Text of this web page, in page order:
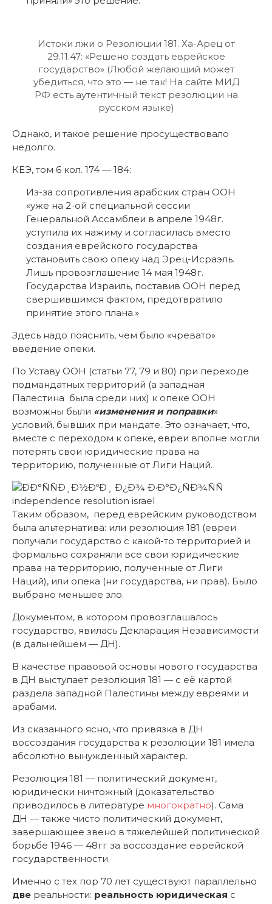
Истоки лжи о Резолюции 181. Ха-Арец от
29.11.47: «Решено создать еврейское
государство» (Любой желающий может
убедиться, что это — не так! На сайте МИД
РФ есть аутентичный текст резолюции на
русском языке)
Однако, и такое решение просуществовало
недолго.
КЕЭ, том 6 кол. 174 — 184:
Из-за сопротивления арабских стран ООН
«уже на 2-ой специальной сессии
Генеральной Ассамблеи в апреле 1948г.
уступила их нажиму и согласилась вместо
создания еврейского государства
установить свою опеку над Эрец-Исраэль.
Лишь провозглашение 14 мая 1948г.
Государства Израиль, поставив ООН перед
свершившимся фактом, предотвратило
принятие этого плана.»
Здесь надо пояснить, чем было «чревато»
введение опеки.
По Уставу ООН (статьи 77, 79 и 80) при переходе
подмандатных территорий (а западная
Палестина была среди них) к опеке ООН
возможны были «изменения и поправки»
условий, бывших при мандате. Это означает, что,
вместе с переходом к опеке, евреи вполне могли
потерять свои юридические права на
территорию, полученные от Лиги Наций.
Таким образом, перед еврейским руководством
была альтернатива: или резолюция 181 (евреи
получали государство с какой-то территорией и
формально сохраняли все свои юридические
права на территорию, полученные от Лиги
Наций), или опека (ни государства, ни прав). Было
выбрано меньшее зло.
Документом, в котором провозглашалось
государство, явилась Декларация Независимости
(в дальнейшем — ДН).
В качестве правовой основы нового государства
в ДН выступает резолюция 181 — с её картой
раздела западной Палестины между евреями и
арабами.
Из сказанного ясно, что привязка в ДН
воссоздания государства к резолюции 181 имела
абсолютно вынужденный характер.
Резолюция 181 — политический документ,
юридически ничтожный (доказательство
приводилось в литературе многократно). Сама
ДН — также чисто политический документ,
завершающее звено в тяжелейшей политической
борьбе 1946 — 48гг за воссоздание еврейской
государственности.
Именно с тех пор 70 лет существуют параллельно
две реальности: реальность юридическая с